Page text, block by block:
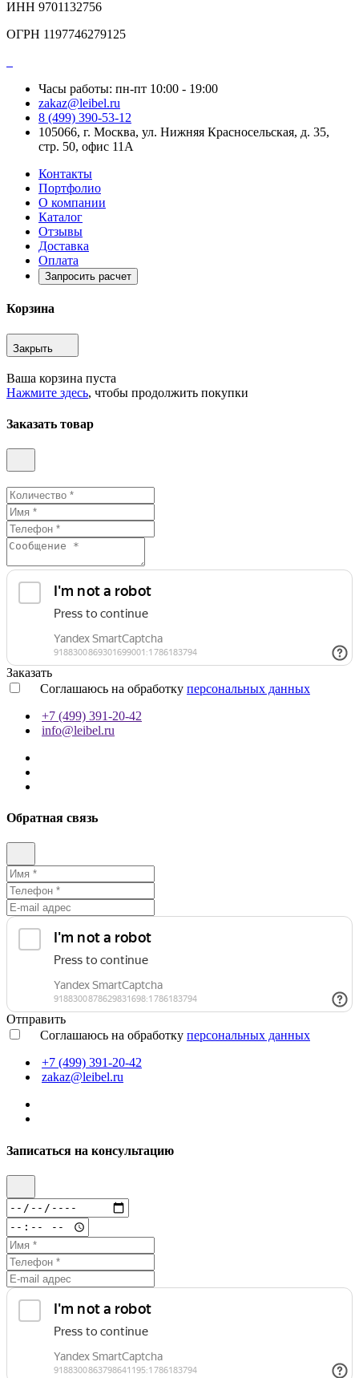
ИНН 9701132756
ОГРН 1197746279125
Часы работы: пн-пт 10:00 - 19:00
zakaz@leibel.ru
8 (499) 390-53-12
105066, г. Москва, ул. Нижняя Красносельская, д. 35,
стр. 50, офис 11А
Контакты
Портфолио
О компании
Каталог
Отзывы
Доставка
Оплата
Запросить расчет
Корзина
Закрыть
Ваша корзина пуста
Нажмите здесь, чтобы продолжить покупки
Заказать товар
Заказать
Соглашаюсь на обработку персональных данных
+7 (499) 391-20-42
info@leibel.ru
Обратная связь
Отправить
Соглашаюсь на обработку персональных данных
+7 (499) 391-20-42
zakaz@leibel.ru
Записаться на консультацию